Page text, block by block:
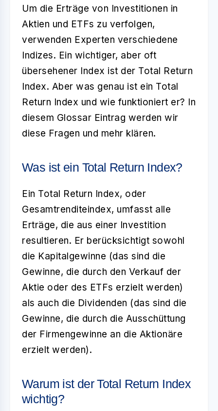
Um die Erträge von Investitionen in
Aktien und ETFs zu verfolgen,
verwenden Experten verschiedene
Indizes. Ein wichtiger, aber oft
übersehener Index ist der Total Return
Index. Aber was genau ist ein Total
Return Index und wie funktioniert er? In
diesem Glossar Eintrag werden wir
diese Fragen und mehr klären.
Was ist ein Total Return Index?
Ein Total Return Index, oder
Gesamtrenditeindex, umfasst alle
Erträge, die aus einer Investition
resultieren. Er berücksichtigt sowohl
die Kapitalgewinne (das sind die
Gewinne, die durch den Verkauf der
Aktie oder des ETFs erzielt werden)
als auch die Dividenden (das sind die
Gewinne, die durch die Ausschüttung
der Firmengewinne an die Aktionäre
erzielt werden).
Warum ist der Total Return Index
wichtig?